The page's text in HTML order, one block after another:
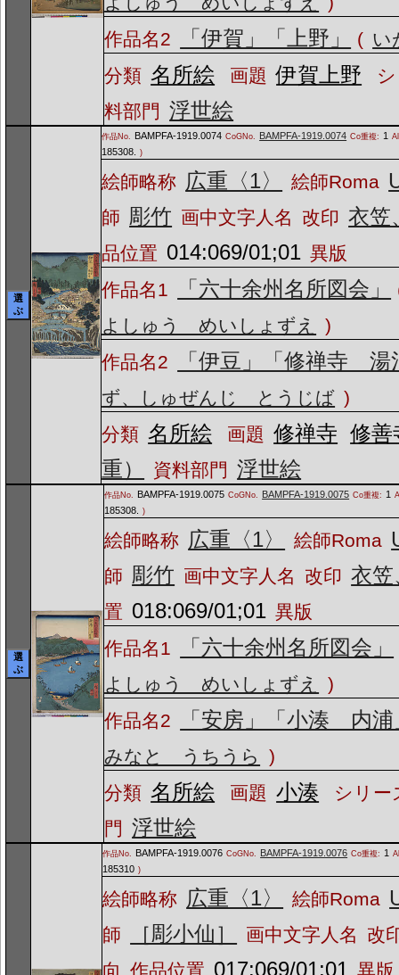
作品名2
「伊賀」「上野」 ( い
分類 名所絵 画題 伊賀上野
料部門 浮世絵
選
ぶ
作品No. BAMPFA-1919.0074 CoGNo. BAMPFA-1919.0074 Co重複: 1
185308. )
絵師略称 広重〈1〉 絵師Roma
師 彫竹 画中文字人名 改印 衣笠
品位置 014:069/01;01 異版
作品名1
「六十余州名所図会」
よしゅう めいしょずえ
)
作品名2
「伊豆」「修禅寺 湯
ず、しゅぜんじ とうじば )
分類 名所絵 画題 修禅寺 修善
重）
資料部門 浮世絵
選
ぶ
作品No. BAMPFA-1919.0075 CoGNo. BAMPFA-1919.0075 Co重複: 1
185308. )
絵師略称 広重〈1〉 絵師Roma
師 彫竹 画中文字人名 改印 衣笠
置 018:069/01;01 異版
作品名1
「六十余州名所図会」
よしゅう めいしょずえ
)
作品名2
「安房」「小湊 内浦
みなと うちうら
)
分類 名所絵 画題 小湊
シリー
門 浮世絵
作品No. BAMPFA-1919.0076 CoGNo. BAMPFA-1919.0076 Co重複: 1
185310 )
絵師略称 広重〈1〉 絵師Roma
師 ［彫小仙］ 画中文字人名
改
向 作品位置 017:069/01;01 異版